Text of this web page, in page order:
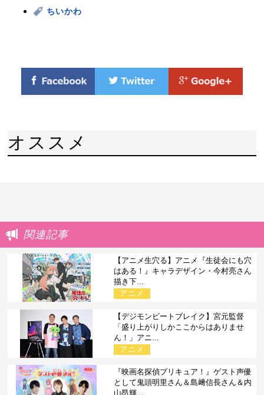
ちいかわ
オススメ
関連記事
【アニメ生穴る】アニメ『生徒会にも穴
はある！』キャラデザイン・今村亮さん
描き下...
アニメ
【デジモンビートブレイク】宮元監督
「盛り上がりしかここからはありませ
ん！」アニ...
アニメ
『映画名探偵プリキュア！』ゲスト声優
として鬼頭明里さん＆島﨑信長さん＆内
山昂輝...